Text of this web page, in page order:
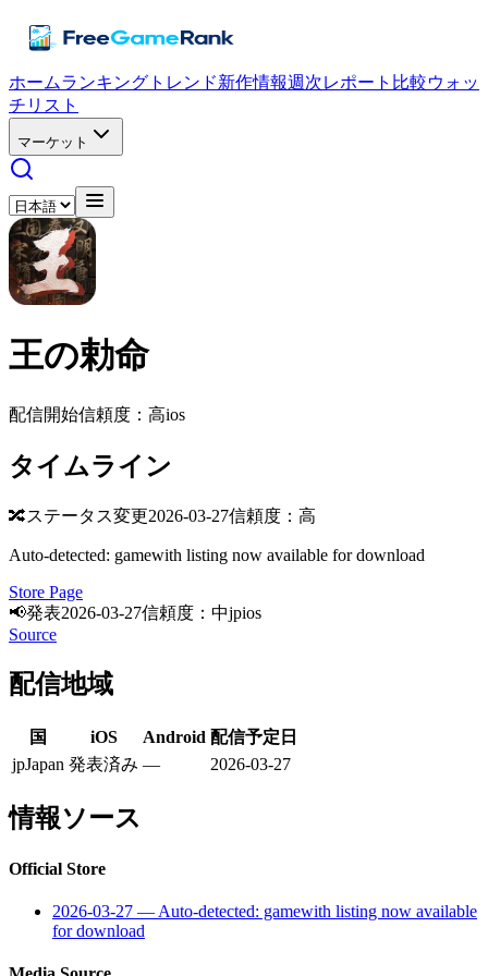
ホームランキング トレンド新作情報週次レポート 比較ウォッ
チリスト
マーケット
王の勅命
配信開始信頼度：高ios
タイムライン
🔀ステータス変更2026-03-27信頼度：高
Auto-detected: gamewith listing now available for download
Store Page
📢発表2026-03-27信頼度：中jpios
Source
配信地域
国 iOS Android 配信予定日
jpJapan 発表済み — 2026-03-27
情報ソース
Official Store
2026-03-27 — Auto-detected: gamewith listing now available
for download